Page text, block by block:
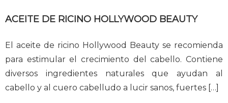
ACEITE DE RICINO HOLLYWOOD BEAUTY
El aceite de ricino Hollywood Beauty se recomienda
para estimular el crecimiento del cabello. Contiene
diversos ingredientes naturales que ayudan al
cabello y al cuero cabelludo a lucir sanos, fuertes […]